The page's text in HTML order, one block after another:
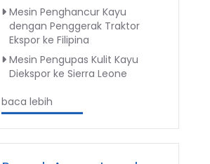
Mesin Penghancur Kayu
dengan Penggerak Traktor
Ekspor ke Filipina
Mesin Pengupas Kulit Kayu
Diekspor ke Sierra Leone
baca lebih